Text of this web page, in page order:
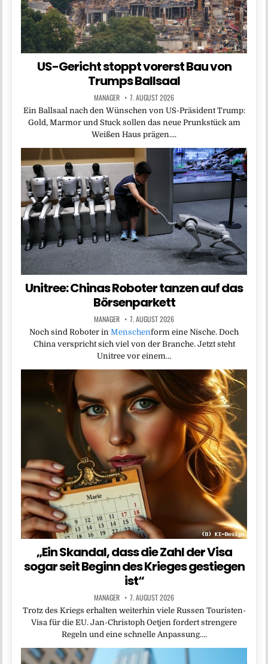
US-Gericht stoppt vorerst Bau von
Trumps Ballsaal
MANAGER 7. AUGUST 2026
Ein Ballsaal nach den Wünschen von US-Präsident Trump:
Gold, Marmor und Stuck sollen das neue Prunkstück am
Weißen Haus prägen….
Unitree: Chinas Roboter tanzen auf das
Börsenparkett
MANAGER 7. AUGUST 2026
Noch sind Roboter in Menschenform eine Nische. Doch
China verspricht sich viel von der Branche. Jetzt steht
Unitree vor einem…
„Ein Skandal, dass die Zahl der Visa
sogar seit Beginn des Krieges gestiegen
ist“
MANAGER 7. AUGUST 2026
Trotz des Kriegs erhalten weiterhin viele Russen Touristen-
Visa für die EU. Jan-Christoph Oetjen fordert strengere
Regeln und eine schnelle Anpassung….